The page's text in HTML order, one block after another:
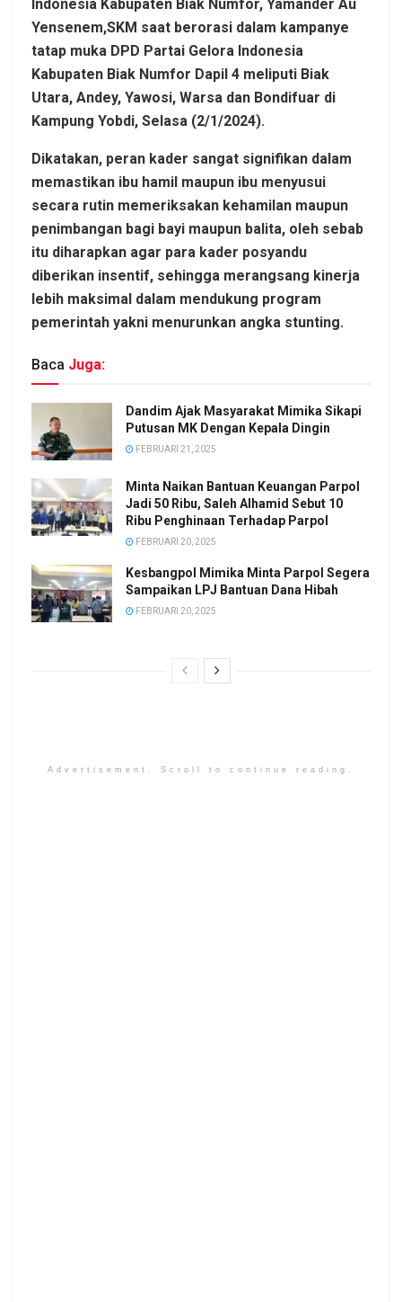
Indonesia Kabupaten Biak Numfor, Yamander Au
Yensenem,SKM saat berorasi dalam kampanye
tatap muka DPD Partai Gelora Indonesia
Kabupaten Biak Numfor Dapil 4 meliputi Biak
Utara, Andey, Yawosi, Warsa dan Bondifuar di
Kampung Yobdi, Selasa (2/1/2024).
Dikatakan, peran kader sangat signifikan dalam
memastikan ibu hamil maupun ibu menyusui
secara rutin memeriksakan kehamilan maupun
penimbangan bagi bayi maupun balita, oleh sebab
itu diharapkan agar para kader posyandu
diberikan insentif, sehingga merangsang kinerja
lebih maksimal dalam mendukung program
pemerintah yakni menurunkan angka stunting.
Baca Juga:
Dandim Ajak Masyarakat Mimika Sikapi
Putusan MK Dengan Kepala Dingin
FEBRUARI 21, 2025
Minta Naikan Bantuan Keuangan Parpol
Jadi 50 Ribu, Saleh Alhamid Sebut 10
Ribu Penghinaan Terhadap Parpol
FEBRUARI 20, 2025
Kesbangpol Mimika Minta Parpol Segera
Sampaikan LPJ Bantuan Dana Hibah
FEBRUARI 20, 2025
Advertisement. Scroll to continue reading.